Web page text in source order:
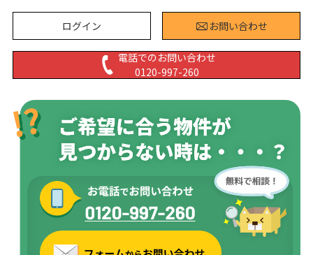
ログイン お問い合わせ
電話でのお問い合わせ
0120-997-260